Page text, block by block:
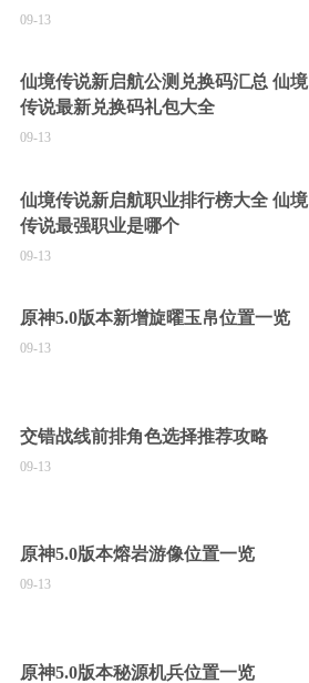
09-13
仙境传说新启航公测兑换码汇总 仙境
传说最新兑换码礼包大全
09-13
仙境传说新启航职业排行榜大全 仙境
传说最强职业是哪个
09-13
原神5.0版本新增旋曜玉帛位置一览
09-13
交错战线前排角色选择推荐攻略
09-13
原神5.0版本熔岩游像位置一览
09-13
原神5.0版本秘源机兵位置一览